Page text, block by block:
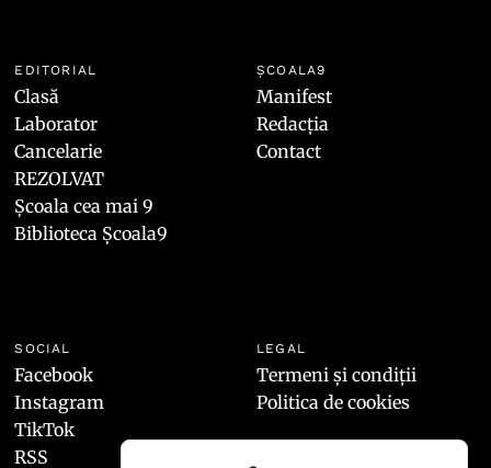
EDITORIAL
Clasă
Laborator
Cancelarie
REZOLVAT
Școala cea mai 9
Biblioteca Școala9
ȘCOALA9
Manifest
Redacția
Contact
SOCIAL
Facebook
Instagram
TikTok
RSS
LEGAL
Termeni și condiții
Politica de cookies